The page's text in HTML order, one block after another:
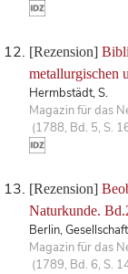
[Rezension]
metallurgischen
Hermbstädt, S.
Magazin für das
(1788, Bd. 5, S.
[Rezension]
Naturkunde.
Berlin,
Magazin für das
(1789, Bd. 6, S.